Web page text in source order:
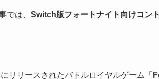
では、 Switch版フォートナイト向けコン
リリースされたバトルロイヤルゲーム「